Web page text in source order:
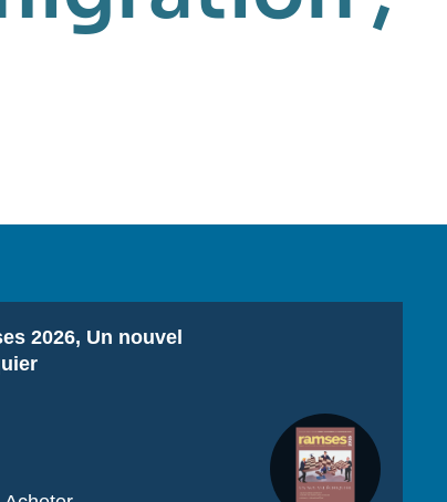
2026, Un nouvel